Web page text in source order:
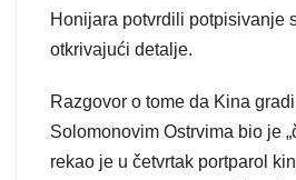
Honijara potvrdili potpisivanje
otkrivajući detalje.
Razgovor o tome da Kina
Solomonovim Ostrvima bio je
rekao je u četvrtak portparol